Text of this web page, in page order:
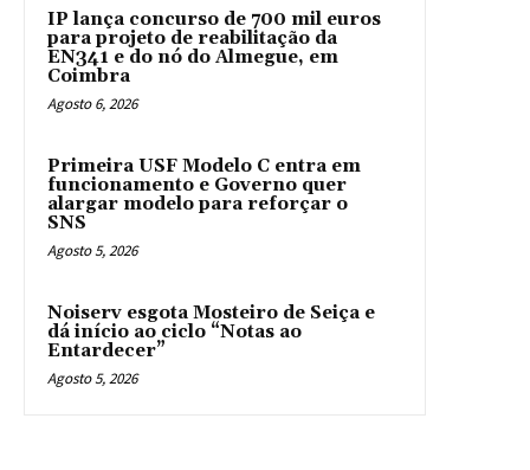
IP lança concurso de 700 mil euros
para projeto de reabilitação da
EN341 e do nó do Almegue, em
Coimbra
Agosto 6, 2026
Primeira USF Modelo C entra em
funcionamento e Governo quer
alargar modelo para reforçar o
SNS
Agosto 5, 2026
Noiserv esgota Mosteiro de Seiça e
dá início ao ciclo “Notas ao
Entardecer”
Agosto 5, 2026